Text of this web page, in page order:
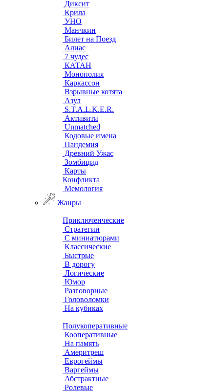
Диксит
Крила
УНО
Манчкин
Билет на Поезд
Алиас
7 чудес
КАТАН
Монополия
Каркассон
Взрывные котята
Азул
S.T.A.L.K.E.R.
Активити
Unmatched
Кодовые имена
Пандемия
Древний Ужас
Зомбицид
Карты
Конфликта
Мемология
Жанры
Приключенческие
Стратегии
С миниатюрами
Классические
Быстрые
В дорогу
Логические
Юмор
Разговорные
Головоломки
На кубиках
Полукоперативные
Кооперативные
На память
Америтреш
Еврогеймы
Варгеймы
Абстрактные
Ролевые